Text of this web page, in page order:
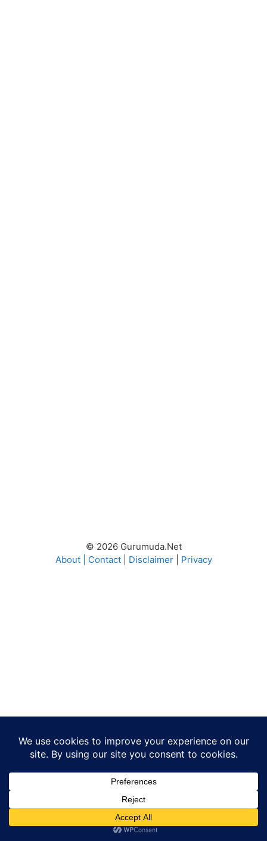
© 2026 Gurumuda.Net
About
Contact| Disclaimer| Privacy